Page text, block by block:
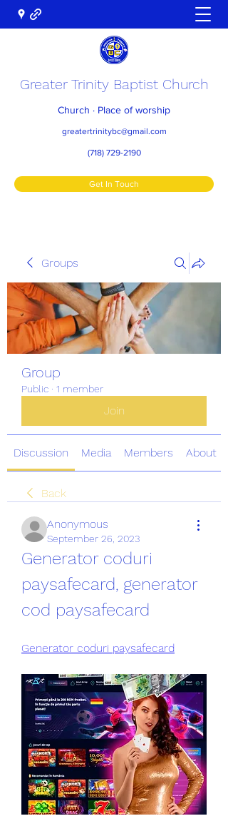
Greater Trinity Baptist Church
Church · Place of worship
greatertrinitybc@gmail.com
(718) 729-2190
Get In Touch
Groups
Group
Public · 1 member
Join
Discussion Media Members About
Back
Anonymous
September 26, 2023
Generator coduri
paysafecard, generator
cod paysafecard
Generator coduri paysafecard